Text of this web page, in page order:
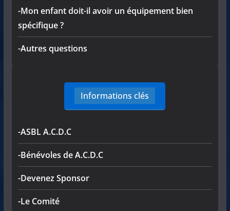
-Mon enfant doit-il avoir un équipement bien
spécifique ?
-Autres questions
Informations clés
-ASBL A.C.D.C
-Bénévoles de A.C.D.C
-Devenez Sponsor
-Le Comité